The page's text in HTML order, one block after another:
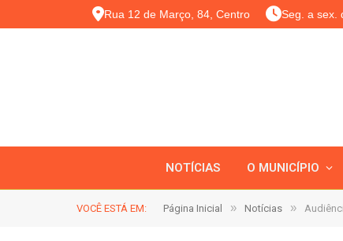
Rua 12 de Março, 84, Centro Seg. a sex.
NOTÍCIAS O MUNICÍPIO
VOCÊ ESTÁ EM: Página Inicial » Notícias »